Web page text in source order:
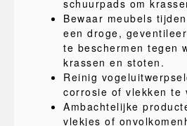
schuurpads om
Bewaar meubels
een droge,
te beschermen tegen
krassen en stoten.
Reinig
corrosie of vlekken te
Ambachtelijke
vlekjes of